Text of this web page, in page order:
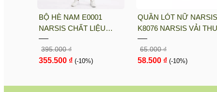
BỘ HÈ NAM E0001
NARSIS CHẤT LIỆU
THOÁNG MÁT, DỄ CHỊU,
THOẢI MÁI CẢ NGÀY, DỄ
VẬN ĐỘNG
395.000 ₫
355.500 ₫ (-10%)
QUẦN LÓT NỮ NARSIS
K8076 NARSIS VẢI
LẠNH THOÁNG MÁT,
COTTON THOẢI MÁI,
DÁNG TỐT, THO...
65.000 ₫
58.500 ₫ (-10%)